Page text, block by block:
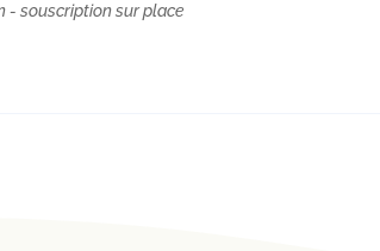
- souscription sur place